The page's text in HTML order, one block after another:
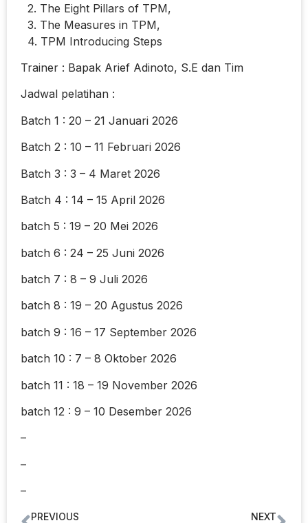
2. The Eight Pillars of TPM,
3. The Measures in TPM,
4. TPM Introducing Steps
Trainer : Bapak Arief Adinoto, S.E dan Tim
Jadwal pelatihan :
Batch 1 : 20 – 21 Januari 2026
Batch 2 : 10 – 11 Februari 2026
Batch 3 : 3 – 4 Maret 2026
Batch 4 : 14 – 15 April 2026
batch 5 : 19 – 20 Mei 2026
batch 6 : 24 – 25 Juni 2026
batch 7 : 8 – 9 Juli 2026
batch 8 : 19 – 20 Agustus 2026
batch 9 : 16 – 17 September 2026
batch 10 : 7 – 8 Oktober 2026
batch 11 : 18 – 19 November 2026
batch 12 : 9 – 10 Desember 2026
–
–
–
PREVIOUS NEXT